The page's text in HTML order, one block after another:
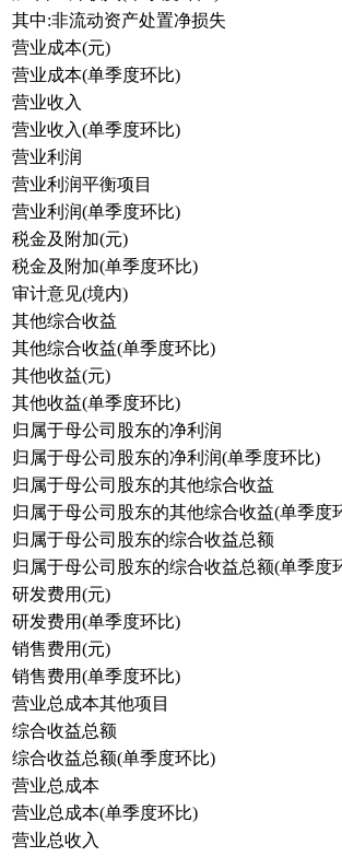
其中:非流动资产处置净损失
营业成本(元)
营业成本(单季度环比)
营业收入
营业收入(单季度环比)
营业利润
营业利润平衡项目
营业利润(单季度环比)
税金及附加(元)
税金及附加(单季度环比)
审计意见(境内)
其他综合收益
其他综合收益(单季度环比)
其他收益(元)
其他收益(单季度环比)
归属于母公司股东的净利润
归属于母公司股东的净利润(单季度环比)
归属于母公司股东的其他综合收益
归属于母公司股东的其他综合收益(单季度
归属于母公司股东的综合收益总额
归属于母公司股东的综合收益总额(单季度
研发费用(元)
研发费用(单季度环比)
销售费用(元)
销售费用(单季度环比)
营业总成本其他项目
综合收益总额
综合收益总额(单季度环比)
营业总成本
营业总成本(单季度环比)
营业总收入